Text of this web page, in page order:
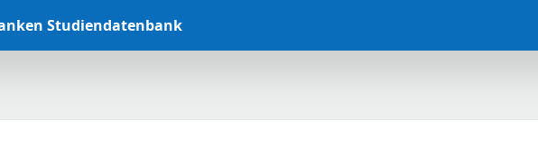
Studiendatenbank